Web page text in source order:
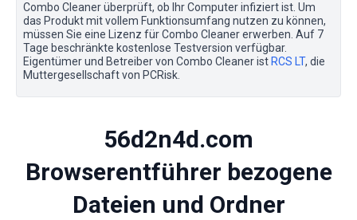
Combo Cleaner überprüft, ob Ihr Computer infiziert ist. Um
das Produkt mit vollem Funktionsumfang nutzen zu können,
müssen Sie eine Lizenz für Combo Cleaner erwerben. Auf 7
Tage beschränkte kostenlose Testversion verfügbar.
Eigentümer und Betreiber von Combo Cleaner ist RCS LT, die
Muttergesellschaft von PCRisk.
56d2n4d.com
Browserentführer bezogene
Dateien und Ordner